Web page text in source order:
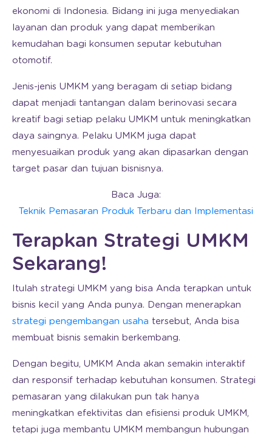
ekonomi di Indonesia. Bidang ini juga menyediakan
layanan dan produk yang dapat memberikan
kemudahan bagi konsumen seputar kebutuhan
otomotif.
Jenis-jenis UMKM yang beragam di setiap bidang
dapat menjadi tantangan dalam berinovasi secara
kreatif bagi setiap pelaku UMKM untuk meningkatkan
daya saingnya. Pelaku UMKM juga dapat
menyesuaikan produk yang akan dipasarkan dengan
target pasar dan tujuan bisnisnya.
Baca Juga:
Teknik Pemasaran Produk Terbaru dan Implementasi
Terapkan Strategi UMKM
Sekarang!
Itulah strategi UMKM yang bisa Anda terapkan untuk
bisnis kecil yang Anda punya. Dengan menerapkan
strategi pengembangan usaha tersebut, Anda bisa
membuat bisnis semakin berkembang.
Dengan begitu, UMKM Anda akan semakin interaktif
dan responsif terhadap kebutuhan konsumen. Strategi
pemasaran yang dilakukan pun tak hanya
meningkatkan efektivitas dan efisiensi produk UMKM,
tetapi juga membantu UMKM membangun hubungan